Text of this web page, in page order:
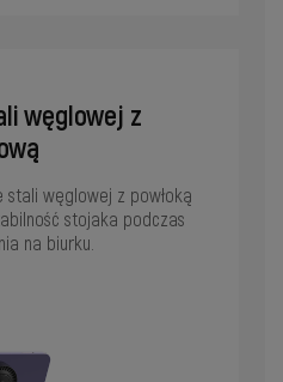
węglowej z
węglowej z powłoką
stojaka podczas
na biurku.